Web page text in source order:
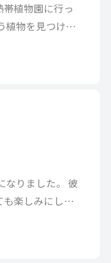
植物園に行っ
植物を見つけま
あること
なりました。 彼
も楽しみにして
慢げ